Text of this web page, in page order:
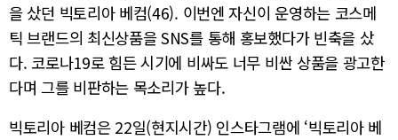
을 샀던 빅토리아 베컴(46). 이번엔 자신이 운영하는 코스메
틱 브랜드의 최신상품을 SNS를 통해 홍보했다가 빈축을 샀
다. 코로나19로 힘든 시기에 비싸도 너무 비싼 상품을 광고한
다며 그를 비판하는 목소리가 높다.
빅토리아 베컴은 22일(현지시간) 인스타그램에 ‘빅토리아 베